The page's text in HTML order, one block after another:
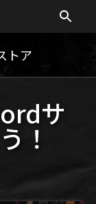
トア
サ
！